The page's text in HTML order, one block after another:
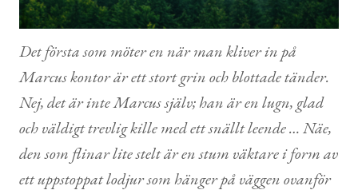
Det första som möter en när man kliver in på
Marcus kontor är ett stort grin och blottade tänder.
Nej, det är inte Marcus själv; han är en lugn, glad
och väldigt trevlig kille med ett snällt leende … Näe,
den som flinar lite stelt är en stum väktare i form av
ett uppstoppat lodjur som hänger på väggen ovanför